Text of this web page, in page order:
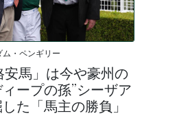
ム・ペンギリー
安馬」は今や豪州の
ープの孫”シーザア
た「馬主の勝負」